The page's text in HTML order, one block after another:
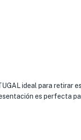
ideal para retirar
es perfecta